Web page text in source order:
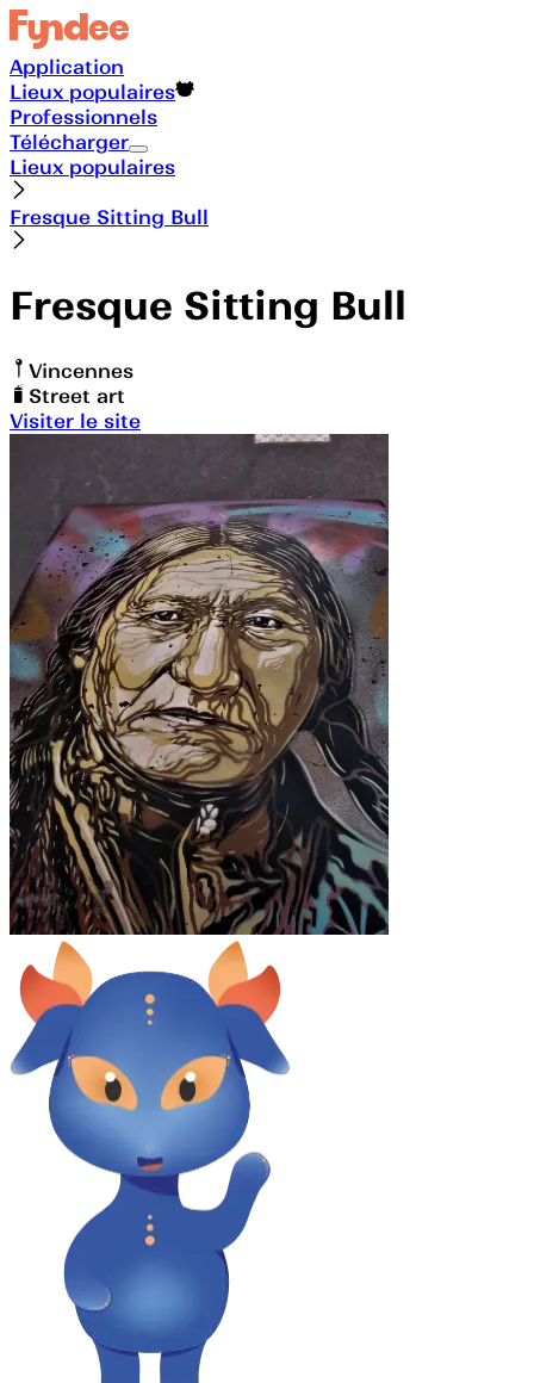
Application
Lieux populaires
Professionnels
Télécharger
Lieux populaires
Fresque Sitting Bull
Fresque Sitting Bull
Vincennes
Street art
Visiter le site